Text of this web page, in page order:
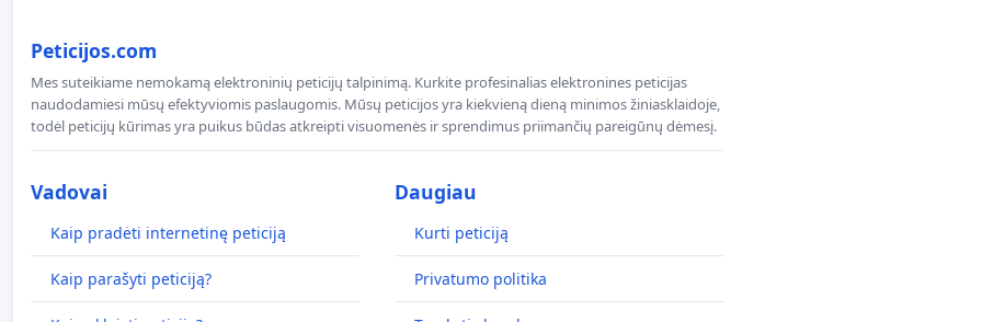
Peticijos.com
Mes suteikiame nemokamą elektroninių peticijų talpinimą. Kurkite profesinalias elektronines peticijas
naudodamiesi mūsų efektyviomis paslaugomis. Mūsų peticijos yra kiekvieną dieną minimos žiniasklaidoje,
todėl peticijų kūrimas yra puikus būdas atkreipti visuomenės ir sprendimus priimančių pareigūnų dėmesį.
Vadovai
Kaip pradėti internetinę peticiją
Kaip parašyti peticiją?
Daugiau
Kurti peticiją
Privatumo politika